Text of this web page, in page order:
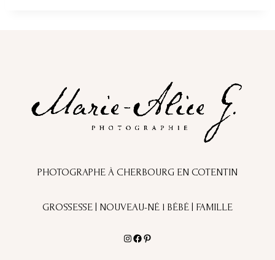
PHOTOGRAPHE À CHERBOURG EN COTENTIN
GROSSESSE | NOUVEAU-NÉ l BÉBÉ | FAMILLE
Instagram
Facebook
Pinterest